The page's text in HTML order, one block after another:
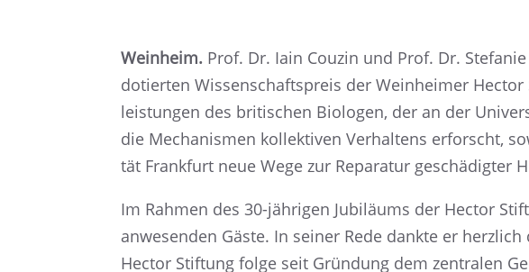
Weinheim. Prof. Dr. Iain Couzin und Prof. Dr.
dotier­ten Wissen­schafts­preis der Weinhei­mer
leis­tun­gen des briti­schen Biolo­gen, der an der
die Mecha­nis­men kollek­ti­ven Verhal­tens erforscht,
tät Frank­furt neue Wege zur Repara­tur geschä­dig­ter
Im Rahmen des 30-jähri­gen Jubilä­ums der Hector
anwesen­den Gäste. In seiner Rede dankte er
Hector Stiftung folge seit Gründung dem zentra­len